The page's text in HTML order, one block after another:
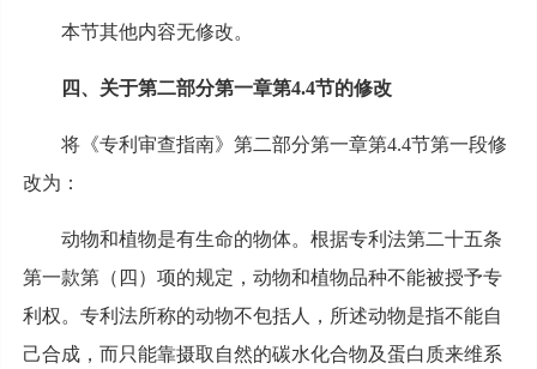
本节其他内容无修改。
四、关于第二部分第一章第4.4节的修改
将《专利审查指南》第二部分第一章第4.4节第一段修
改为：
动物和植物是有生命的物体。根据专利法第二十五条
第一款第（四）项的规定，动物和植物品种不能被授予专
利权。专利法所称的动物不包括人，所述动物是指不能自
己合成，而只能靠摄取自然的碳水化合物及蛋白质来维系